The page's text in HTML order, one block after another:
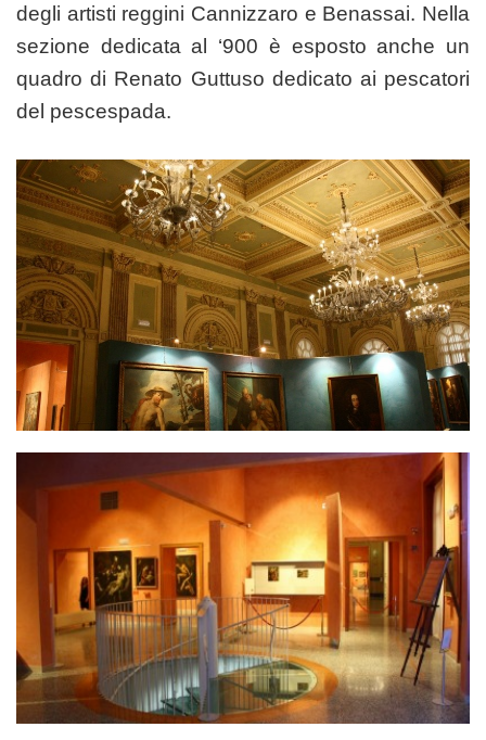
degli artisti reggini Cannizzaro e Benassai. Nella
sezione dedicata al ‘900 è esposto anche un
quadro di Renato Guttuso dedicato ai pescatori
del pescespada.